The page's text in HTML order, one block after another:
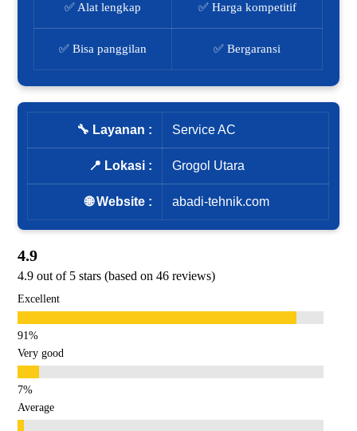
✅ Alat lengkap ✅ Harga kompetitif
✅ Bisa panggilan ✅ Bergaransi
🔧 Layanan : Service AC
📍 Lokasi : Grogol Utara
🌐 Website : abadi-tehnik.com
4.9
4.9 out of 5 stars (based on 46 reviews)
Excellent
Very good
Average